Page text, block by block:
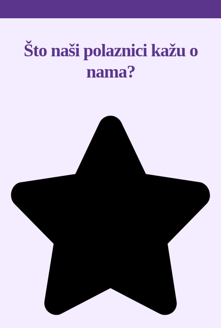
Što naši polaznici kažu o
nama?